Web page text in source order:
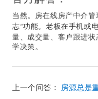
当然。 房在线房产中介管
志”功能。老板在手机或
量、成交量、客户跟进
学决策。
上一个问答：